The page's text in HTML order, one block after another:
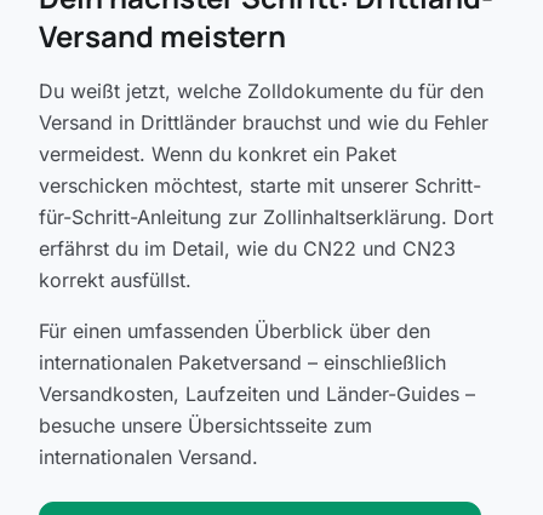
Versand meistern
Du weißt jetzt, welche Zolldokumente du für den
Versand in Drittländer brauchst und wie du Fehler
vermeidest. Wenn du konkret ein Paket
verschicken möchtest, starte mit unserer Schritt-
für-Schritt-Anleitung zur Zollinhaltserklärung. Dort
erfährst du im Detail, wie du CN22 und CN23
korrekt ausfüllst.
Für einen umfassenden Überblick über den
internationalen Paketversand – einschließlich
Versandkosten, Laufzeiten und Länder-Guides –
besuche unsere Übersichtsseite zum
internationalen Versand.